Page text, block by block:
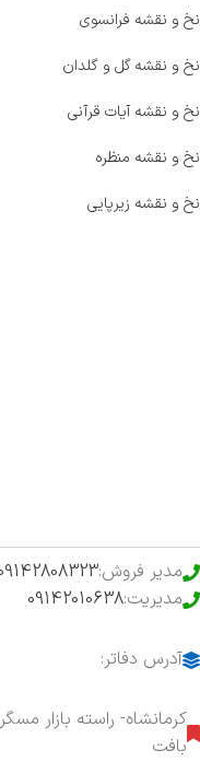
نخ و نقشه فرانسوی
نخ و نقشه گل و گلدان
نخ و نقشه آیات قرآنی
نخ و نقشه منظره
نخ و نقشه زیرپایی
مدیر فروش:
مدیریت:09142010638
آدرس دفاتر:
کرمانشاه- راسته بازار
بافت